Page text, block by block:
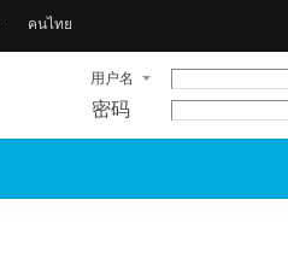
คนไทย
用户名
密码